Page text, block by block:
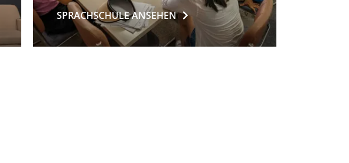
SPRACHSCHULEANSEHEN